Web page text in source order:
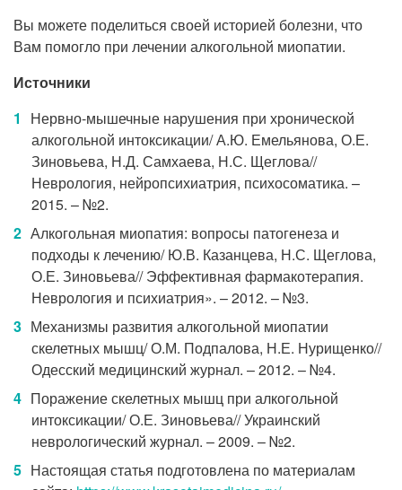
Вы можете поделиться своей историей болезни, что
Вам помогло при лечении алкогольной миопатии.
Источники
Нервно-мышечные нарушения при хронической
алкогольной интоксикации/ А.Ю. Емельянова, О.Е.
Зиновьева, Н.Д. Самхаева, Н.С. Щеглова//
Неврология, нейропсихиатрия, психосоматика. –
2015. – №2.
Алкогольная миопатия: вопросы патогенеза и
подходы к лечению/ Ю.В. Казанцева, Н.С. Щеглова,
О.Е. Зиновьева// Эффективная фармакотерапия.
Неврология и психиатрия». – 2012. – №3.
Механизмы развития алкогольной миопатии
скелетных мышц/ О.М. Подпалова, Н.Е. Нурищенко//
Одесский медицинский журнал. – 2012. – №4.
Поражение скелетных мышц при алкогольной
интоксикации/ О.Е. Зиновьева// Украинский
неврологический журнал. – 2009. – №2.
Настоящая статья подготовлена по материалам